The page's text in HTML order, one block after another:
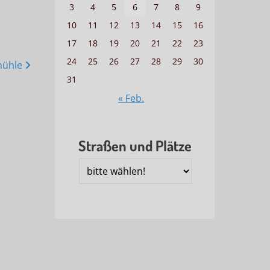
3
4 5 6 7 8
9
10
11 12 13 14 15
16
17
18 19 20 21 22
23
24
25 26 27 28 29
30
31
« Feb.
Straßen und Plätze
Straßen